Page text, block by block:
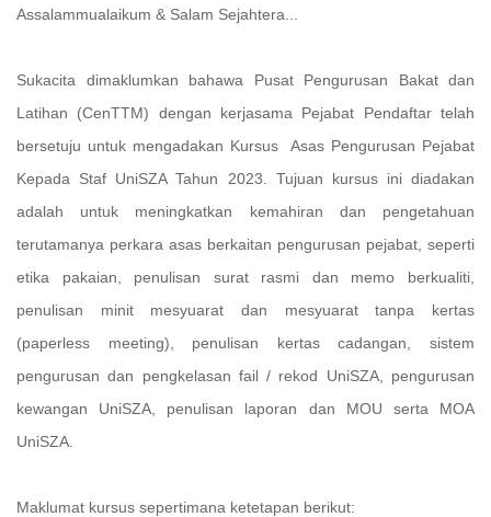
Assalammualaikum & Salam Sejahtera...
Sukacita dimaklumkan bahawa Pusat Pengurusan Bakat dan
Latihan (CenTTM) dengan kerjasama Pejabat Pendaftar telah
bersetuju untuk mengadakan Kursus Asas Pengurusan Pejabat
Kepada Staf UniSZA Tahun 2023. Tujuan kursus ini diadakan
adalah untuk meningkatkan kemahiran dan pengetahuan
terutamanya perkara asas berkaitan pengurusan pejabat, seperti
etika pakaian, penulisan surat rasmi dan memo berkualiti,
penulisan minit mesyuarat dan mesyuarat tanpa kertas
(paperless meeting), penulisan kertas cadangan, sistem
pengurusan dan pengkelasan fail / rekod UniSZA, pengurusan
kewangan UniSZA, penulisan laporan dan MOU serta MOA
UniSZA.
Maklumat kursus sepertimana ketetapan berikut: